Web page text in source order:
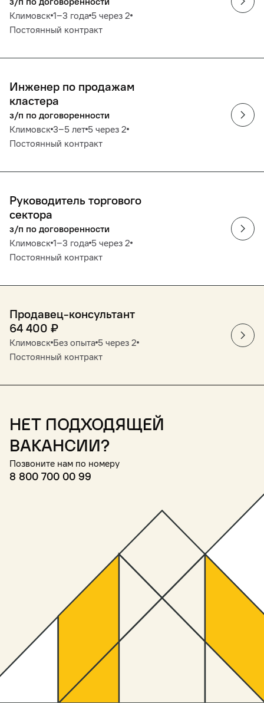
Климовск 1‒3 года 5 через 2
Постоянный контракт
Инженер по продажам
кластера
з/п по договоренности
Климовск 3‒5 лет 5 через 2
Постоянный контракт
Руководитель торгового
сектора
з/п по договоренности
Климовск 1‒3 года 5 через 2
Постоянный контракт
Продавец-консультант
64 400 ₽
Климовск Без опыта 5 через 2
Постоянный контракт
Нет подходящей
вакансии?
Позвоните нам по номеру
8 800 700 00 99